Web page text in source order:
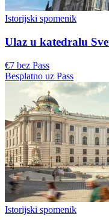
Istorijski spomenik
Ulaz u katedralu
€7 bez Pass
Besplatno uz Pass
Istorijski spomenik